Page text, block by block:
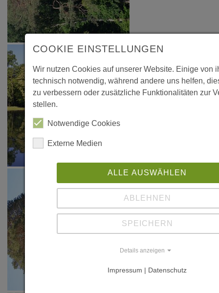
COOKIE EINSTELLUNGEN
Wir nutzen Cookies auf unserer Website. Einige von
technisch notwendig, während andere uns helfen,
zu verbessern oder zusätzliche Funktionalitäten zur
stellen.
Notwendige Cookies
Externe Medien
ALLE AUSWÄHLEN
ABLEHNEN
SPEICHERN
Details anzeigen
Impressum | Datenschutz